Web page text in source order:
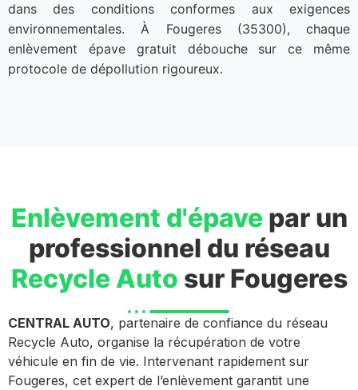
dans des conditions conformes aux exigences
environnementales. À Fougeres (35300), chaque
enlèvement épave gratuit débouche sur ce même
protocole de dépollution rigoureux.
Enlèvement d'épavepar un
professionnel du réseau
Recycle Auto sur Fougeres
CENTRAL AUTO, partenaire de confiance du réseau
Recycle Auto, organise la récupération de votre
véhicule en fin de vie. Intervenant rapidement sur
Fougeres, cet expert de l’enlèvement garantit une